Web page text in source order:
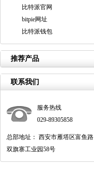
比特派官网
bitpie网址
比特派钱包
推荐产品
联系我们
服务热线
029-89305858
总部地址： 西安市雁塔区富鱼路
双旗寨工业园58号